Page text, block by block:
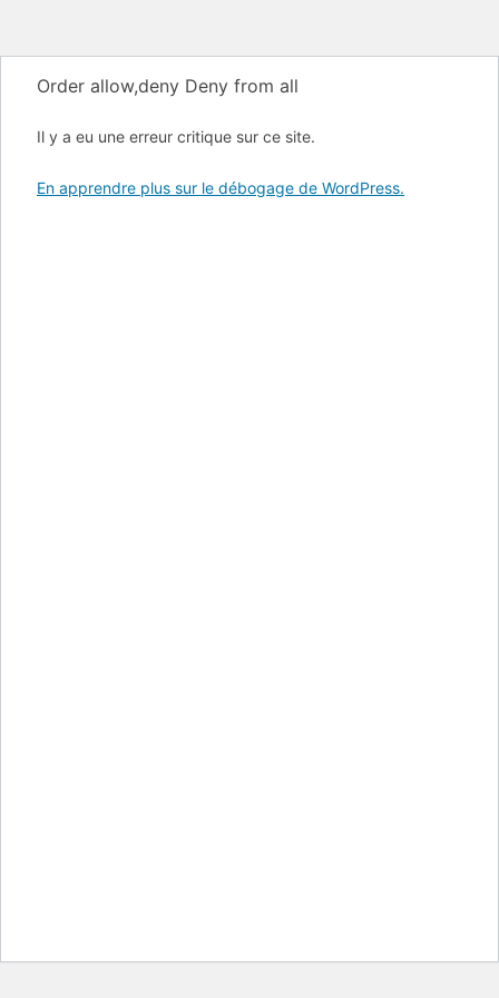
Order allow,deny Deny from all
Il y a eu une erreur critique sur ce site.
En apprendre plus sur le débogage de WordPress.